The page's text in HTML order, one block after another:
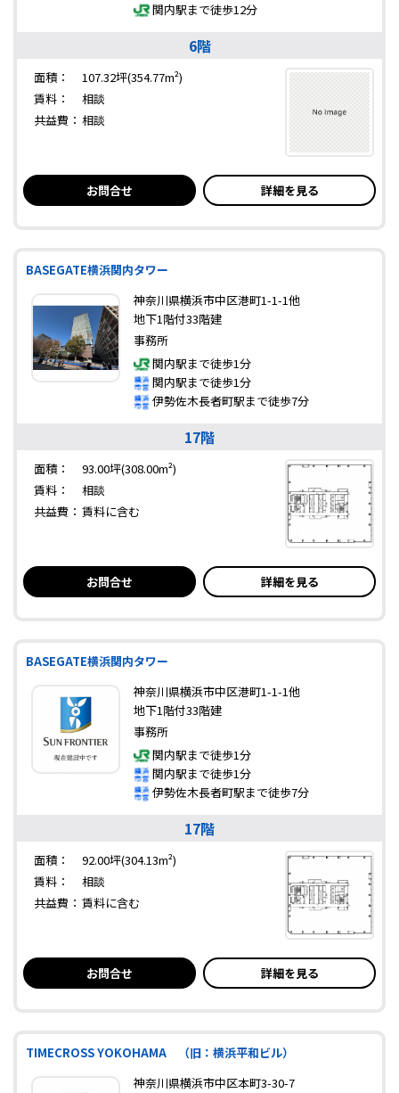
関内駅まで徒歩12分
6階
面積：
107.32坪(354.77m²)
賃料：
相談
共益費： 相談
お問合せ 詳細を見る
BASEGATE横浜関内タワー
神奈川県横浜市中区港町1-1-1他
地下1階付33階建
事務所
関内駅まで徒歩1分
関内駅まで徒歩1分
伊勢佐木長者町駅まで徒歩7分
17階
面積：
93.00坪(308.00m²)
賃料：
相談
共益費： 賃料に含む
お問合せ 詳細を見る
BASEGATE横浜関内タワー
神奈川県横浜市中区港町1-1-1他
地下1階付33階建
事務所
関内駅まで徒歩1分
関内駅まで徒歩1分
伊勢佐木長者町駅まで徒歩7分
17階
面積：
92.00坪(304.13m²)
賃料：
相談
共益費： 賃料に含む
お問合せ 詳細を見る
TIMECROSS YOKOHAMA （旧：横浜平和ビル）
神奈川県横浜市中区本町3-30-7